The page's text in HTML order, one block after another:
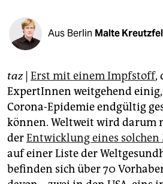
shop
fragen & hilfe
abo
genossenschaft
epaper login
Aus Berlin Malte
taz| Erst mit einem Impfstoff,
ExpertInnen weitgehend
Corona-Epidemie endgültig
können. Weltweit wird darum
derEntwicklung eines
auf einer Liste der
befinden sich über 70